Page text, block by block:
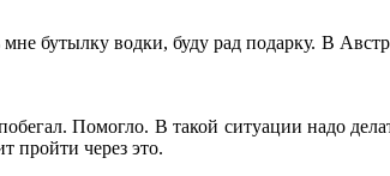
бутылку водки, буду рад подарку. В
Помогло. В такой ситуации надо
пройти через это.